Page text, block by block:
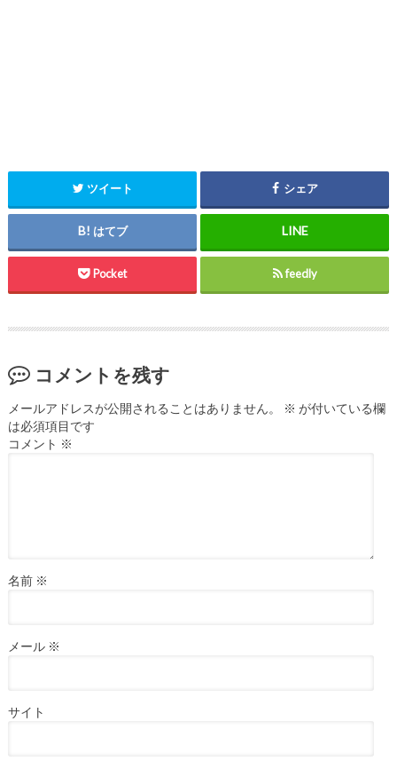
ツイート シェア
はてブ
Pocket feedly
コメントを残す
メールアドレスが公開されることはありません。 ※ が付いている欄
は必須項目です
コメント ※
名前 ※
メール ※
サイト